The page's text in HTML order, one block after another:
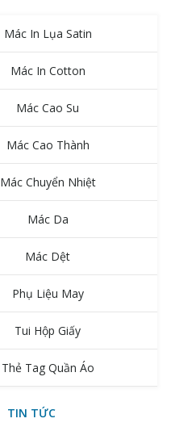
Mác In Lụa Satin
Mác In Cotton
Mác Cao Su
Mác Cao Thành
Mác Chuyển Nhiệt
Mác Da
Mác Dệt
Phụ Liệu May
Tui Hộp Giấy
Thẻ Tag Quần Áo
TIN TỨC